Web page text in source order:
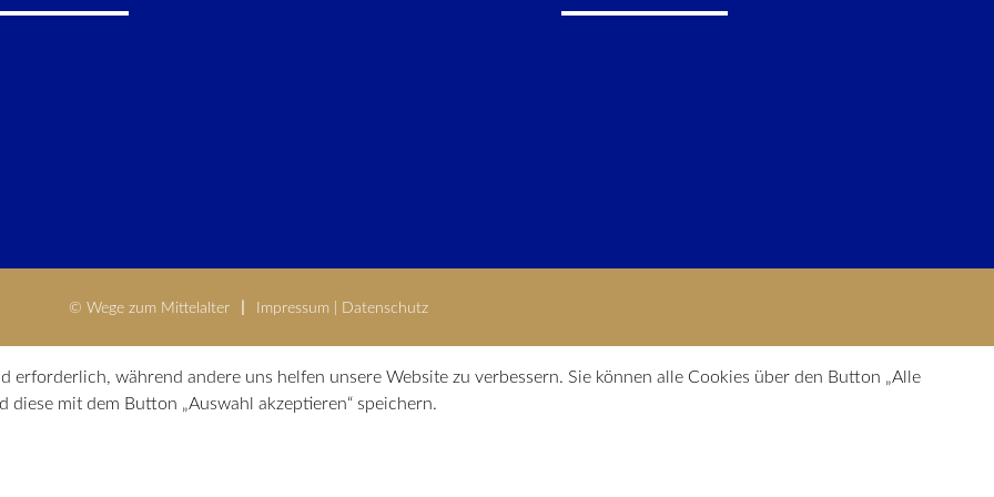
© Wege zum Mittelalter Impressum Datenschutz
erforderlich, während andere uns helfen unsere Website zu verbessern. Sie können alle Cookies über den Button „Alle
mit dem Button „Auswahl akzeptieren“ speichern.